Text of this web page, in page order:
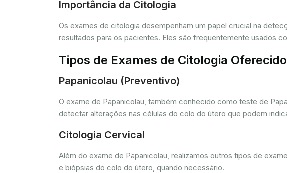
Importância da Citologia
Os exames de citologia desempenham um papel crucial na
resultados para os pacientes. Eles são frequentemente usados
Tipos de Exames de Citologia
Papanicolau (Preventivo)
O exame de Papanicolau, também conhecido como teste de
detectar alterações nas células do colo do útero que podem
Citologia Cervical
Além do exame de Papanicolau, realizamos outros tipos de
e biópsias do colo do útero, quando necessário.